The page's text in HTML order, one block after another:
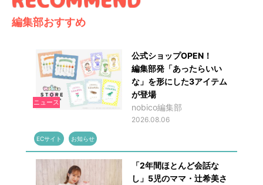
編集部おすすめ
ニュース
公式ショップOPEN！
編集部発「あったらいい
な」を形にした3アイテム
が登場
nobico編集部
2026.08.06
ECサイト お知らせ
「2年間ほとんど会話な
し」5児のママ・辻希美さ